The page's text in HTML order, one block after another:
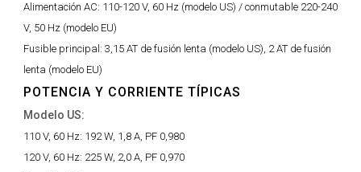
Alimentación AC: 110-120 V, 60 Hz (modelo US) / conmutable 220-240
V, 50 Hz (modelo EU)
Fusible principal: 3,15 AT de fusión lenta (modelo US), 2 AT de fusión
lenta (modelo EU)
POTENCIA Y CORRIENTE TÍPICAS
Modelo US:
110 V, 60 Hz: 192 W, 1,8 A, PF 0,980
120 V, 60 Hz: 225 W, 2,0 A, PF 0,970